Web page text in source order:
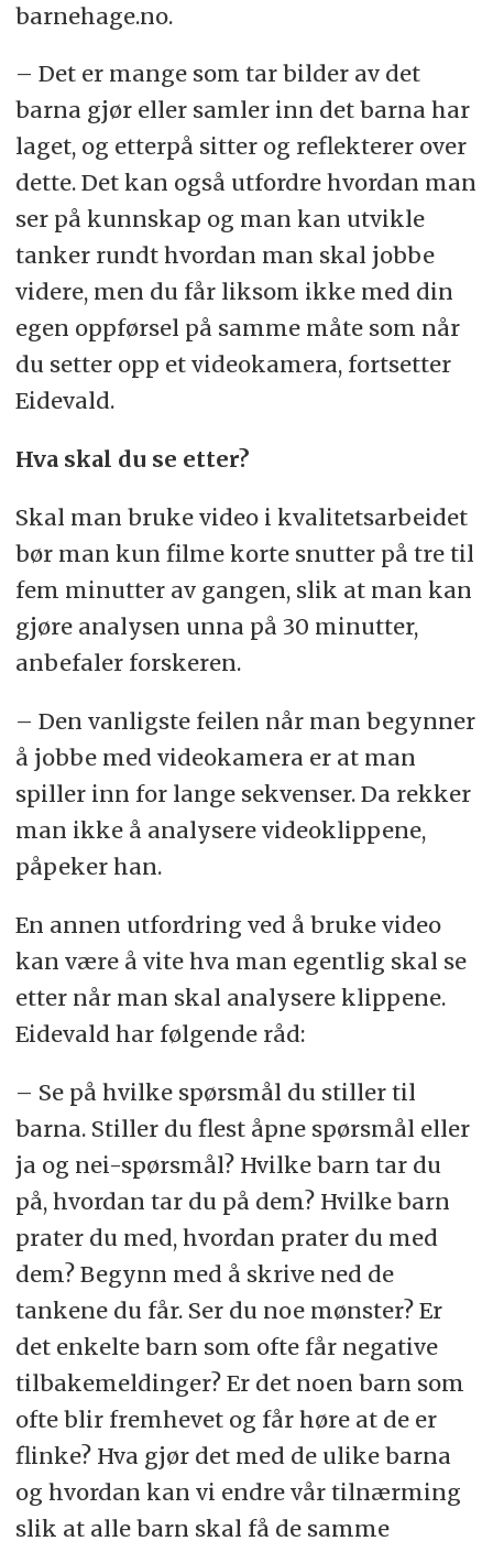
barnehage.no.
– Det er mange som tar bilder av det
barna gjør eller samler inn det barna har
laget, og etterpå sitter og reflekterer over
dette. Det kan også utfordre hvordan man
ser på kunnskap og man kan utvikle
tanker rundt hvordan man skal jobbe
videre, men du får liksom ikke med din
egen oppførsel på samme måte som når
du setter opp et videokamera, fortsetter
Eidevald.
Hva skal du se etter?
Skal man bruke video i kvalitetsarbeidet
bør man kun filme korte snutter på tre til
fem minutter av gangen, slik at man kan
gjøre analysen unna på 30 minutter,
anbefaler forskeren.
– Den vanligste feilen når man begynner
å jobbe med videokamera er at man
spiller inn for lange sekvenser. Da rekker
man ikke å analysere videoklippene,
påpeker han.
En annen utfordring ved å bruke video
kan være å vite hva man egentlig skal se
etter når man skal analysere klippene.
Eidevald har følgende råd:
– Se på hvilke spørsmål du stiller til
barna. Stiller du flest åpne spørsmål eller
ja og nei-spørsmål? Hvilke barn tar du
på, hvordan tar du på dem? Hvilke barn
prater du med, hvordan prater du med
dem? Begynn med å skrive ned de
tankene du får. Ser du noe mønster? Er
det enkelte barn som ofte får negative
tilbakemeldinger? Er det noen barn som
ofte blir fremhevet og får høre at de er
flinke? Hva gjør det med de ulike barna
og hvordan kan vi endre vår tilnærming
slik at alle barn skal få de samme